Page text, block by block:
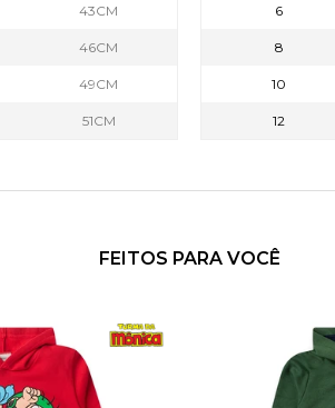
43CM
46CM
49CM
51CM
6
8
10
12
FEITOS PARA VOCÊ